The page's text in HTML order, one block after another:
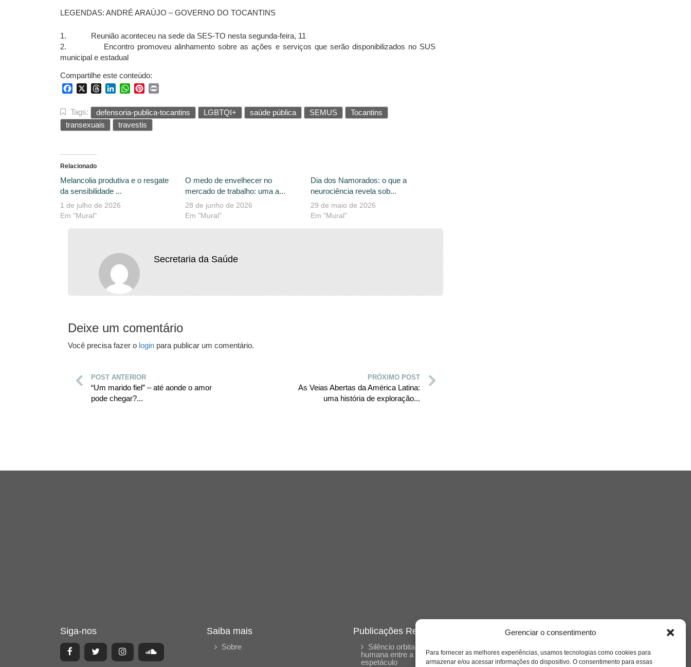
Gerenciar o consentimento
Para fornecer as melhores experiências, usamos tecnologias como cookies para
armazenar e/ou acessar informações do dispositivo. O consentimento para essas
LEGENDAS: ANDRÉ ARAÚJO – GOVERNO DO TOCANTINS
1. Reunião aconteceu na sede da SES-TO nesta segunda-feira, 11
2. Encontro promoveu alinhamento sobre as ações e serviços que serão disponibilizados no SUS
municipal e estadual
Compartilhe este conteúdo:
FacebookThreadsLinkedInWhatsApp
Pinterest
Tags: defensoria-publica-tocantins LGBTQI+ saúde pública SEMUS
Tocantins
transexuais
travestis
Relacionado
Melancolia produtiva e o resgate
da sensibilidade ...
1 de julho de 2026
Em "Mural"
O medo de envelhecer no
mercado de trabalho: uma a...
28 de junho de 2026
Em "Mural"
Dia dos Namorados: o que a
neurociência revela sob...
29 de maio de 2026
Em "Mural"
Secretaria da Saúde
Deixe um comentário
Você precisa fazer o login para publicar um comentário.
POST ANTERIOR
“Um marido fiel” – até aonde o amor
pode chegar?...
PRÓXIMO POST
As Veias Abertas da América Latina:
uma história de exploração...
Siga-nos Saiba mais
Sobre
Publicações Recentes
Silêncio orbital: a presença
humana entre a desconexão e o
espetáculo
Nuvem de Tags
cinema comportamento corpo covid-19